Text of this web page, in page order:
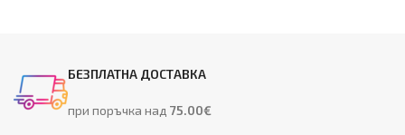
БЕЗПЛАТНА ДОСТАВКА
при поръчка над75.00€